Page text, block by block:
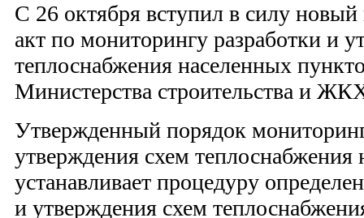
С 26 октября вступил в силу
акт по мониторингу разработки и
теплоснабжения населенных
Министерства строительства и
Утвержденный порядок
утверждения схем теплоснабжения
устанавливает процедуру
и утверждения схем